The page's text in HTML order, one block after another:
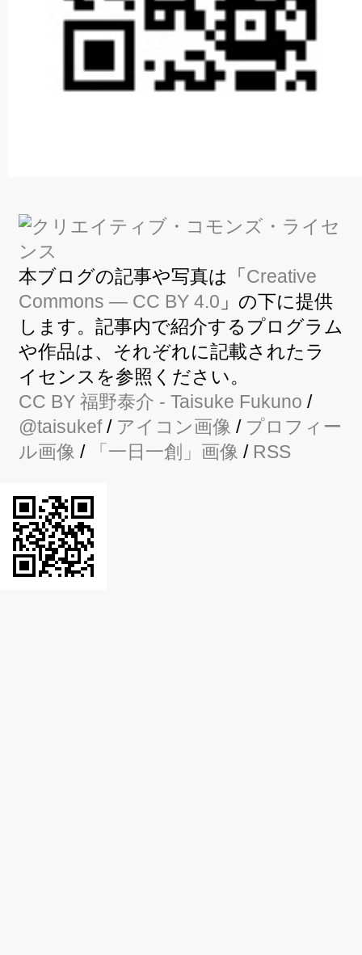
本ブログの記事や写真は「 Creative
Commons — CC BY 4.0 」の下に提供
します。記事内で紹介するプログラム
や作品は、それぞれに記載されたラ
イセンスを参照ください。
CC BY 福野泰介 - Taisuke Fukuno /
@taisukef/ アイコン画像 / プロフィー
ル画像 / 「一日一創」画像 / RSS